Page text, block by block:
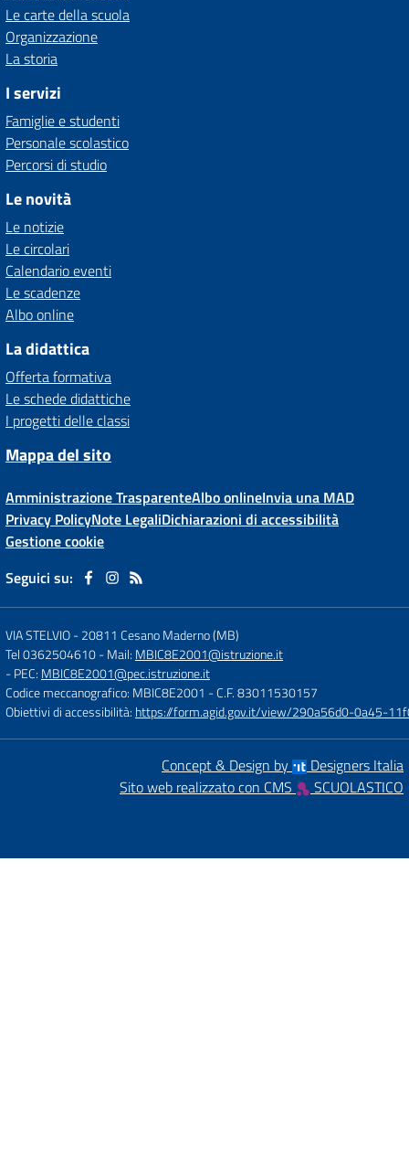
Le carte della scuola
Organizzazione
La storia
I servizi
Famiglie e studenti
Personale scolastico
Percorsi di studio
Le novità
Le notizie
Le circolari
Calendario eventi
Le scadenze
Albo online
La didattica
Offerta formativa
Le schede didattiche
I progetti delle classi
Mappa del sito
Amministrazione TrasparenteAlbo onlineInvia una MAD
Privacy PolicyNote LegaliDichiarazioni di accessibilità
Gestione cookie
Seguici su:
VIA STELVIO-20811 Cesano Maderno (MB)
Tel 0362504610- Mail: MBIC8E2001@istruzione.it
- PEC: MBIC8E2001@pec.istruzione.it
Codice meccanografico: MBIC8E2001 - C.F. 83011530157
Obiettivi di accessibilità: https://form.agid.gov.it/view/290a56d0-0a45-
Concept & Design by
Designers Italia
Sito web realizzato con CMS
SCUOLASTICO